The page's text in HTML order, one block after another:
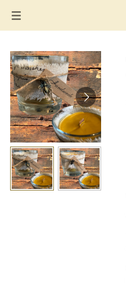
Ga
hoofdinhoud